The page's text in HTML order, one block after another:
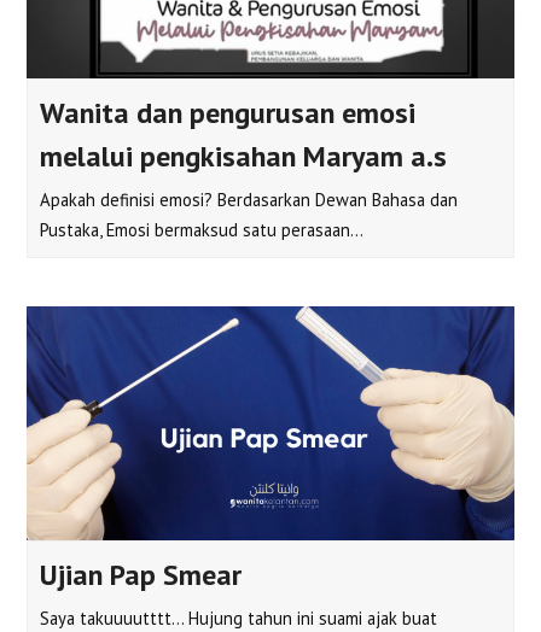
Wanita dan pengurusan emosi
melalui pengkisahan Maryam a.s
Apakah definisi emosi? Berdasarkan Dewan Bahasa dan
Pustaka, Emosi bermaksud satu perasaan…
Ujian Pap Smear
Saya takuuuutttt... Hujung tahun ini suami ajak buat